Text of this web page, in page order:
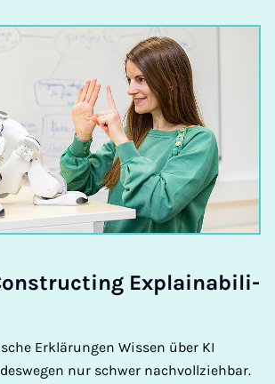
Ex­plaina­bi­li­
Erklärungen Wissen über KI
nur schwer nachvollziehbar.